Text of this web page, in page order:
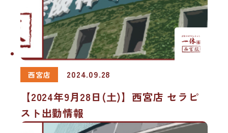
西宮店 2024.09.28
【2024年9月28日(土)】西宮店 セラピ
スト出勤情報